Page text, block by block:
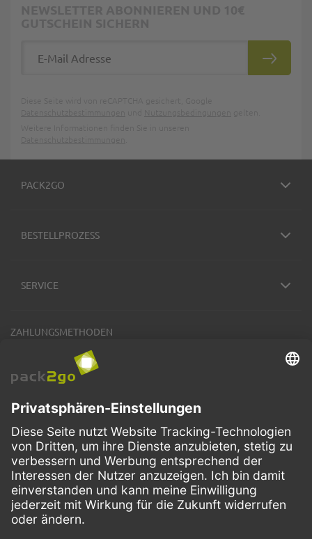
PACK2GO
BESTELLPROZESS
SERVICE
ZAHLUNGSMETHODEN
VERSANDARTEN
FacebookInstagramLinkedIn